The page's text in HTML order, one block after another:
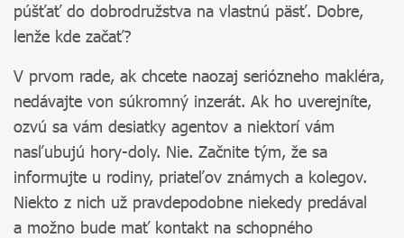
púšťať do dobrodružstva na vlastnú päsť. Dobre,
lenže kde začať?
V prvom rade, ak chcete naozaj seriózneho makléra,
nedávajte von súkromný inzerát. Ak ho uverejníte,
ozvú sa vám desiatky agentov a niektorí vám
nasľubujú hory-doly. Nie. Začnite tým, že sa
informujte u rodiny, priateľov známych a kolegov.
Niekto z nich už pravdepodobne niekedy predával
a možno bude mať kontakt na schopného